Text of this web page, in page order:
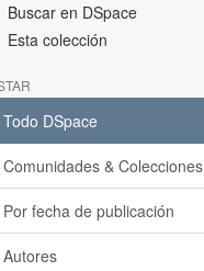
Buscar en DSpace
Esta colección
Todo DSpace
Comunidades & Colecciones
Por fecha de publicación
Autores